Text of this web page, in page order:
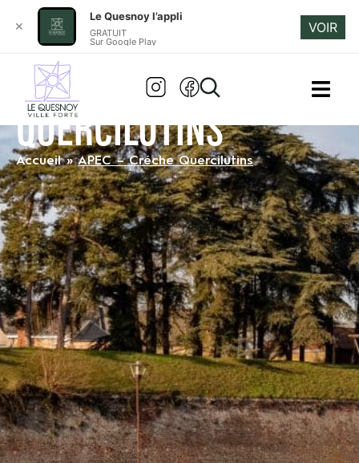
APEC – CRÉCHE
QUERCILUTINS
Accueil»APEC – Créche Quercilutins
✕
Le Quesnoy l’appli
GRATUIT
Sur Google Play
VOIR